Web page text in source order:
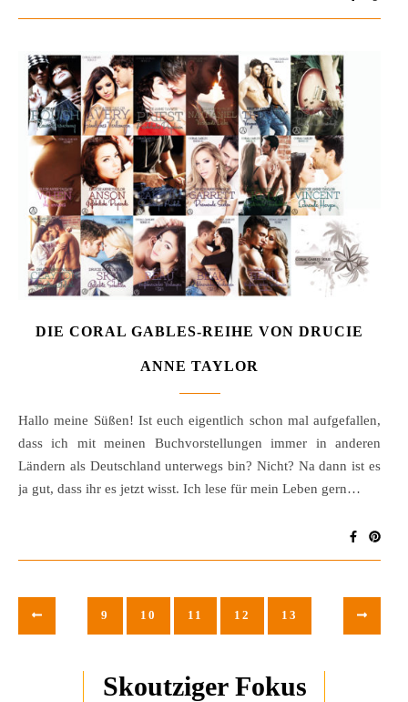
DIE CORAL GABLES-REIHE VON DRUCIE
ANNE TAYLOR
Hallo meine Süßen! Ist euch eigentlich schon mal aufgefallen,
dass ich mit meinen Buchvorstellungen immer in anderen
Ländern als Deutschland unterwegs bin? Nicht? Na dann ist es
ja gut, dass ihr es jetzt wisst. Ich lese für mein Leben gern…
9 10 11 12 13
Skoutziger Fokus